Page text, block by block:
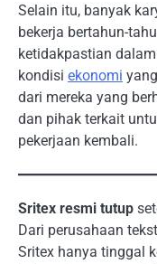
Selain itu, banyak
bekerja bertahun-
ketidakpastian
kondisi ekonomi yang
dari mereka yang
dan pihak terkait
pekerjaan kembali.
Sritex resmi tutup
Dari perusahaan
Sritex hanya tinggal